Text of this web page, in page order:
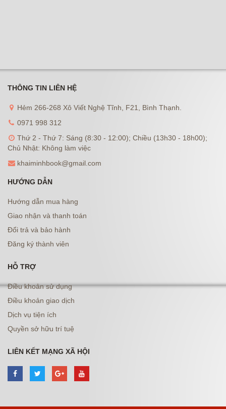
THÔNG TIN LIÊN HỆ
Hẻm 266-268 Xô Viết Nghệ Tĩnh, F21, Bình Thạnh.
0971 998 312
Thứ 2 - Thứ 7: Sáng (8:30 - 12:00); Chiều (13h30 - 18h00);
Chủ Nhật: Không làm việc
khaiminhbook@gmail.com
HƯỚNG DẪN
Hướng dẫn mua hàng
Giao nhận và thanh toán
Đổi trả và bảo hành
Đăng ký thành viên
HỖ TRỢ
Điều khoản sử dụng
Điều khoản giao dịch
Dịch vụ tiện ích
Quyền sở hữu trí tuệ
LIÊN KẾT MẠNG XÃ HỘI